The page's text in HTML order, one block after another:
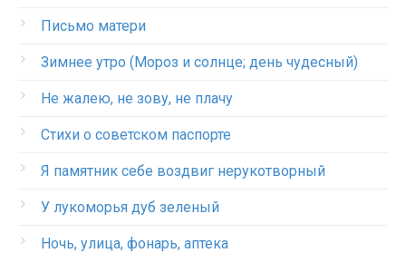
Письмо матери
Зимнее утро (Мороз и солнце; день чудесный)
Не жалею, не зову, не плачу
Стихи о советском паспорте
Я памятник себе воздвиг нерукотворный
У лукоморья дуб зеленый
Ночь, улица, фонарь, аптека